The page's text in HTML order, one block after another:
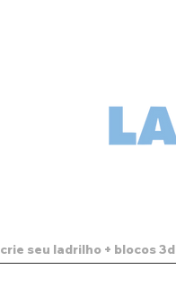
crie seu ladrilho + blocos 3d